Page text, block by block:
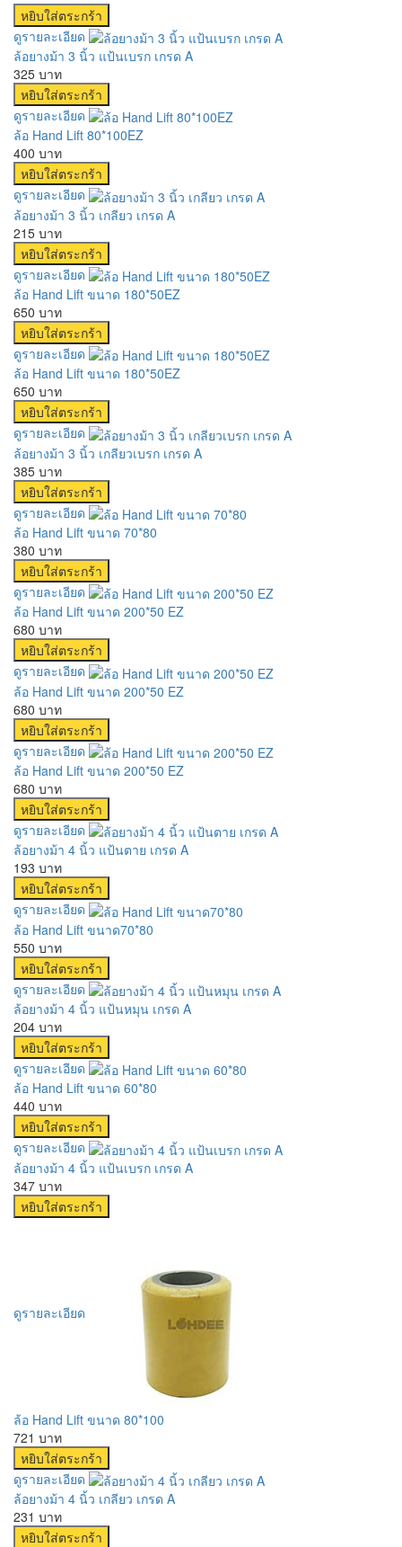
ดูรายละเอียด
ล้อยางม้า 3 นิ้ว แป้นเบรก เกรด A
325 บาท
ดูรายละเอียด
ล้อ Hand Lift 80*100EZ
400 บาท
ดูรายละเอียด
ล้อยางม้า 3 นิ้ว เกลียว เกรด A
215 บาท
ดูรายละเอียด
ล้อ Hand Lift ขนาด 180*50EZ
650 บาท
ดูรายละเอียด
ล้อ Hand Lift ขนาด 180*50EZ
650 บาท
ดูรายละเอียด
ล้อยางม้า 3 นิ้ว เกลียวเบรก เกรด A
385 บาท
ดูรายละเอียด
ล้อ Hand Lift ขนาด 70*80
380 บาท
ดูรายละเอียด
ล้อ Hand Lift ขนาด 200*50 EZ
680 บาท
ดูรายละเอียด
ล้อ Hand Lift ขนาด 200*50 EZ
680 บาท
ดูรายละเอียด
ล้อ Hand Lift ขนาด 200*50 EZ
680 บาท
ดูรายละเอียด
ล้อยางม้า 4 นิ้ว แป้นตาย เกรด A
193 บาท
ดูรายละเอียด
ล้อ Hand Lift ขนาด70*80
550 บาท
ดูรายละเอียด
ล้อยางม้า 4 นิ้ว แป้นหมุน เกรด A
204 บาท
ดูรายละเอียด
ล้อ Hand Lift ขนาด 60*80
440 บาท
ดูรายละเอียด
ล้อยางม้า 4 นิ้ว แป้นเบรก เกรด A
347 บาท
ดูรายละเอียด
ล้อ Hand Lift ขนาด 80*100
721 บาท
ดูรายละเอียด
ล้อยางม้า 4 นิ้ว เกลียว เกรด A
231 บาท